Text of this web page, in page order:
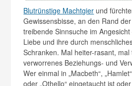
Blutrünstige Machtgier und
Gewissensbisse, an den Rand
treibende Sinnsuche im
Liebe und ihre durch
Schranken. Mal heiter-rasant,
verworrenes Beziehungs- und
Wer einmal in „Macbeth“,
oder „Othello“ eingetaucht ist